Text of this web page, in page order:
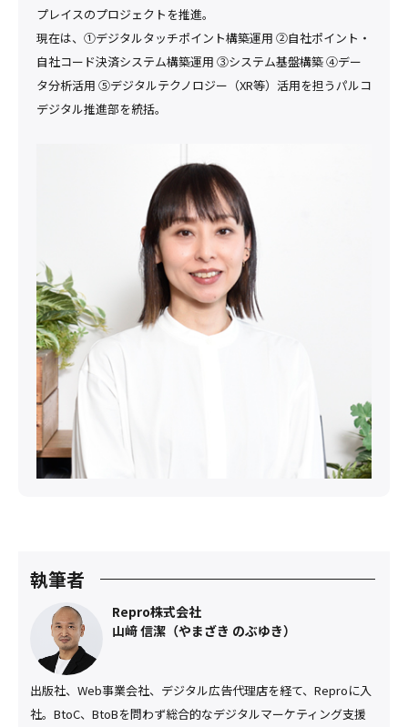
プレイスのプロジェクトを推進。
現在は、➀デジタルタッチポイント構築運用 ②自社ポイント・
自社コード決済システム構築運用 ③システム基盤構築 ④デー
タ分析活用 ⑤デジタルテクノロジー（XR等）活用を担うパルコ
デジタル推進部を統括。
執筆者
Repro株式会社
山﨑 信潔（やまざき のぶゆき）
出版社、Web事業会社、デジタル広告代理店を経て、Reproに入
社。BtoC、BtoBを問わず総合的なデジタルマーケティング支援